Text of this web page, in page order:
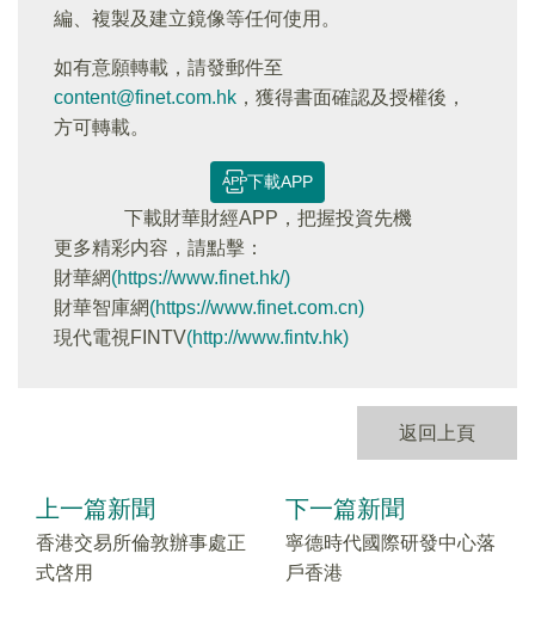
編、複製及建立鏡像等任何使用。
如有意願轉載，請發郵件至
content@finet.com.hk ，獲得書面確認及授權後，
方可轉載。
下載APP
下載財華財經APP，把握投資先機
更多精彩内容，請點擊：
財華網(https://www.finet.hk/)
財華智庫網(https://www.finet.com.cn)
現代電視FINTV(http://www.fintv.hk)
返回上頁
上一篇新聞
香港交易所倫敦辦事處正
式啓用
下一篇新聞
寧德時代國際研發中心落
戶香港